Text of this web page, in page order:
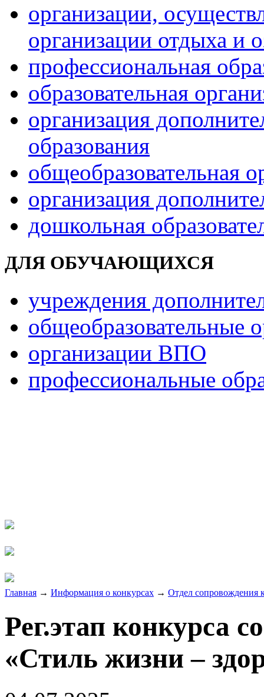
организации,
организации отдыха и
профессиональная
образовательная
организация
образования
общеобразовательная
организация
дошкольная
ДЛЯ ОБУЧАЮЩИХСЯ
учреждения
общеобразовательные
организации ВПО
профессиональные
Главная → Информация о конкурсах → Отдел сопровождения
Рег.этап конкурса
«Стиль жизни –